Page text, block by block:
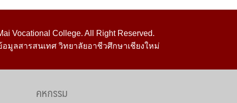
Vocational College. All Right Reserved.
มูลสารสนเทศ วิทยาลัยอาชีวศึกษาเชียงใหม่
คหกรรม